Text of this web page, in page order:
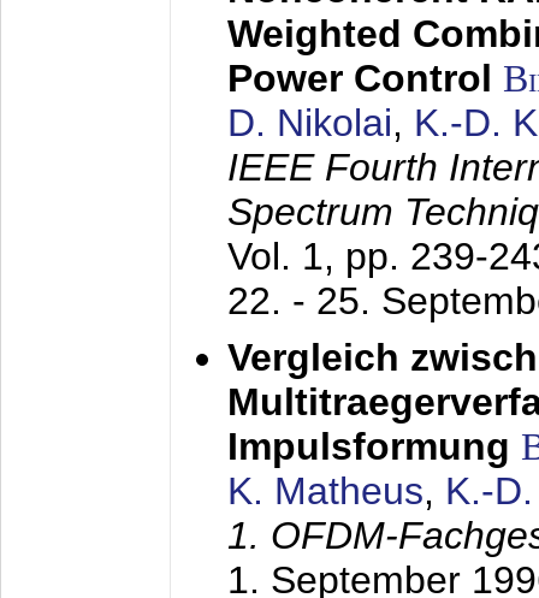
Weighted
Power Control
D. Nikolai, K.-D.
IEEE Fourth
Spectrum
Vol. 1, pp. 239-
22. - 25.
Vergleich
Impulsformung
K. Matheus, K.-
1. OFDM-
1. September